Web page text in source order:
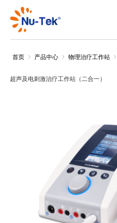
首页 产品中心 物理治疗工作站
超声及电刺激治疗工作站（二合一）